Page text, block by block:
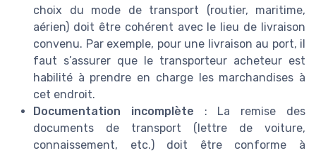
choix du mode de transport (routier, maritime,
aérien) doit être cohérent avec le lieu de livraison
convenu. Par exemple, pour une livraison au port, il
faut s’assurer que le transporteur acheteur est
habilité à prendre en charge les marchandises à
cet endroit.
Documentation incomplète : La remise des
documents de transport (lettre de voiture,
connaissement, etc.) doit être conforme à